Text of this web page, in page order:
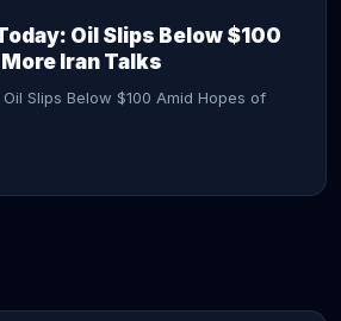
Oil Slips Below $100
Iran Talks
Slips Below $100 Amid Hopes of